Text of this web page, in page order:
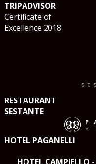
TRIPADVISOR
Certificate of
Excellence 2018
RESTAURANT
SESTANTE
HOTEL PAGANELLI
HOTEL CAMPIELLO -